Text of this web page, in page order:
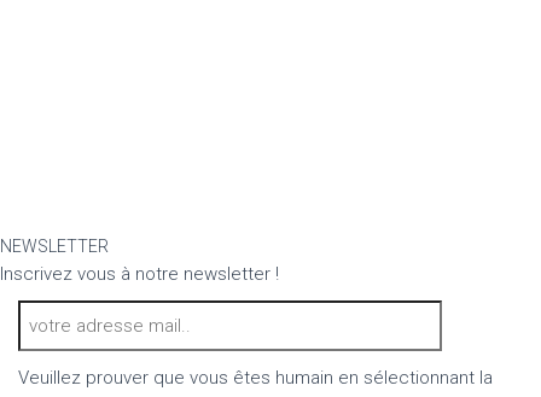
NEWSLETTER
Inscrivez vous à notre newsletter !
Veuillez prouver que vous êtes humain en sélectionnant la